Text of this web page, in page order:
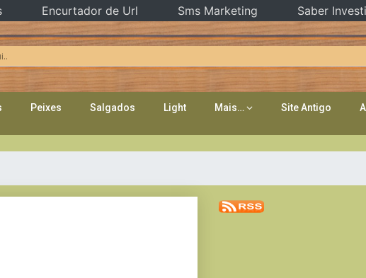
Peixes Salgados Light Mais… Site Antigo
Encurtador de Url Sms Marketing Saber